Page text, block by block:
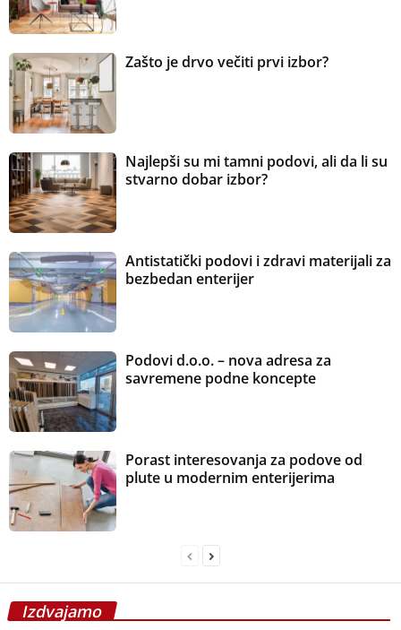
Zašto je drvo večiti prvi izbor?
Najlepši su mi tamni podovi, ali da li su
stvarno dobar izbor?
Antistatički podovi i zdravi materijali za
bezbedan enterijer
Podovi d.o.o. – nova adresa za
savremene podne koncepte
Porast interesovanja za podove od
plute u modernim enterijerima
Izdvajamo